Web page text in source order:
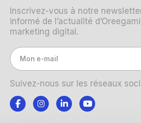
Inscrivez-vous à notre
informé de l’actualité
marketing digital.
Suivez-nous sur les réseaux